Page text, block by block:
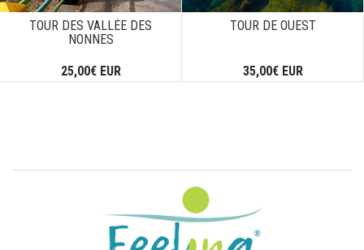
TOUR DES VALLÉE DES
NONNES
25,00€ EUR
TOUR DE OUEST
35,00€ EUR